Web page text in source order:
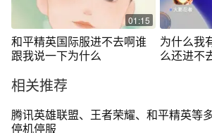
01:15
和平精英国际服进不去啊谁
跟我说一下为什么
为什么我
么还进不
相关推荐
腾讯英雄联盟、王者荣耀、和平精英等
停机停服